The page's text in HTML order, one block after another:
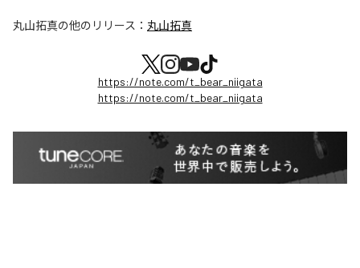
丸山拓真の他のリリース： 丸山拓真
https://note.com/t_bear_niigata
https://note.com/t_bear_niigata